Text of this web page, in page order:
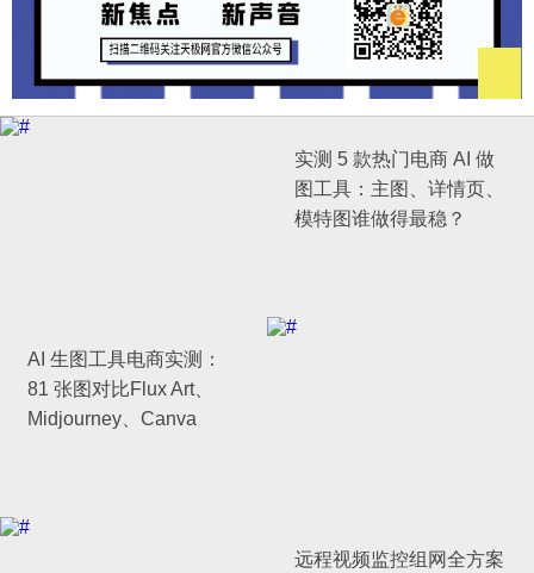
实测 5 款热门电商 AI 做
图工具：主图、详情页、
模特图谁做得最稳？
AI 生图工具电商实测：
81 张图对比Flux Art、
Midjourney、Canva
远程视频监控组网全方案